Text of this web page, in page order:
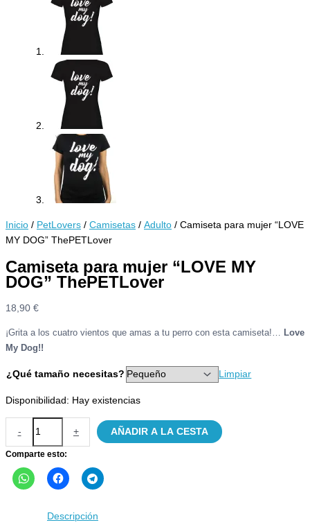
Inicio / PetLovers / Camisetas / Adulto / Camiseta para mujer “LOVE
MY DOG” ThePETLover
Camiseta para mujer “LOVE MY
DOG” ThePETLover
18,90 €
¡Grita a los cuatro vientos que amas a tu perro con esta camiseta!… Love
My Dog!!
¿Qué tamaño necesitas? Limpiar
Disponibilidad: Hay existencias
-
para
mujer
“LOVE
MY
ThePETLover
+ AÑADIR A LA CESTA
Comparte esto:
Descripción